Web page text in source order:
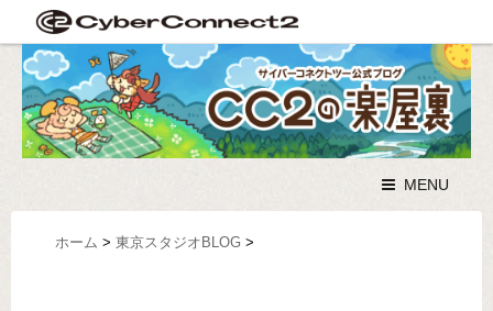
MENU
ホーム > 東京スタジオBLOG >